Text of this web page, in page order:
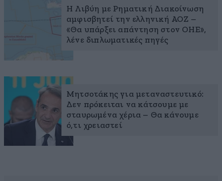
Η Λιβύη με Ρηματική Διακοίνωση
αμφισβητεί την ελληνική ΑΟΖ –
«Θα υπάρξει απάντηση στον ΟΗΕ»,
λένε διπλωματικές πηγές
Μητσοτάκης για μεταναστευτικό:
Δεν πρόκειται να κάτσουμε με
σταυρωμένα χέρια – Θα κάνουμε
ό,τι χρειαστεί